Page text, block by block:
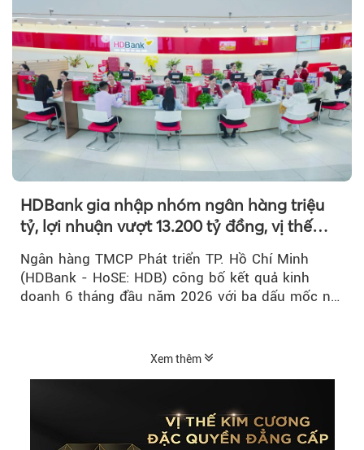
HDBank gia nhập nhóm ngân hàng triệu
tỷ, lợi nhuận vượt 13.200 tỷ đồng, vị thế
mới trên thị trường vốn quốc tế
Ngân hàng TMCP Phát triển TP. Hồ Chí Minh
(HDBank - HoSE: HDB) công bố kết quả kinh
doanh 6 tháng đầu năm 2026 với ba dấu mốc nổi
Xem thêm